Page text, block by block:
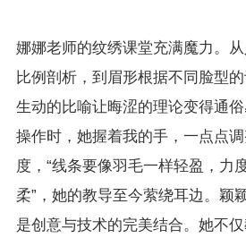
娜娜老师的纹绣课堂充满魔力。
比例剖析，到眉形根据不同脸型
生动的比喻让晦涩的理论变得通
操作时，她握着我的手，一点点
度，“线条要像羽毛一样轻盈，力
柔”，她的教导至今萦绕耳边。颖
是创意与技术的完美结合。她不